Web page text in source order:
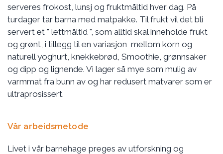
serveres frokost, lunsj og fruktmåltid hver dag. På
turdager tar barna med matpakke. Til frukt vil det bli
servert et " lettmåltid ", som alltid skal inneholde frukt
og grønt, i tillegg til en variasjon mellom korn og
naturell yoghurt, knekkebrød, Smoothie, grønnsaker
og dipp og lignende. Vi lager så mye som mulig av
varmmat fra bunn av og har redusert matvarer som er
ultraprosissert.
Vår arbeidsmetode
Livet i vår barnehage preges av utforskning og